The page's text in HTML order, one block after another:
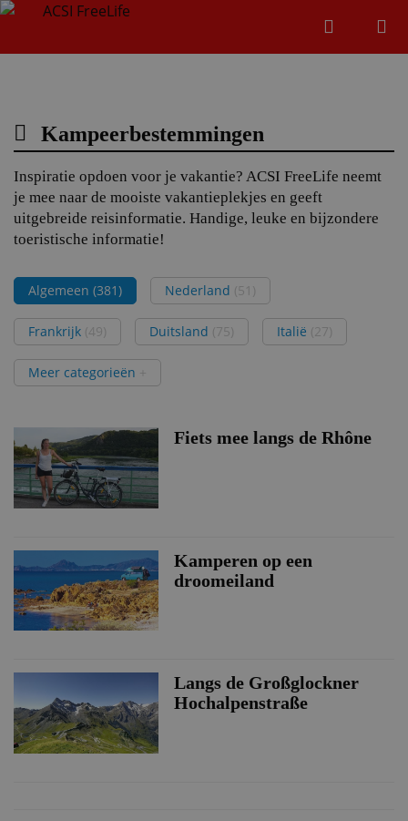
Kampeerbestemmingen
Inspiratie opdoen voor je vakantie? ACSI FreeLife neemt
je mee naar de mooiste vakantieplekjes en geeft
uitgebreide reisinformatie. Handige, leuke en bijzondere
toeristische informatie!
Algemeen (381) Nederland (51)
Frankrijk (49) Duitsland (75) Italië (27)
Meer categorieën +
Fiets mee langs de Rhône
Kamperen op een
droomeiland
Langs de Großglockner
Hochalpenstraße